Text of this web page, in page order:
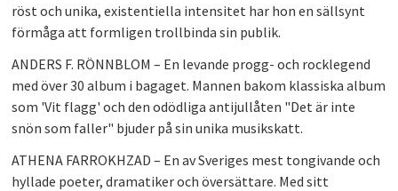
röst och unika, existentiella intensitet har hon en sällsynt
förmåga att formligen trollbinda sin publik.
ANDERS F. RÖNNBLOM – En levande progg- och rocklegend
med över 30 album i bagaget. Mannen bakom klassiska album
som 'Vit flagg' och den odödliga antijullåten "Det är inte
snön som faller" bjuder på sin unika musikskatt.
ATHENA FARROKHZAD – En av Sveriges mest tongivande och
hyllade poeter, dramatiker och översättare. Med sitt